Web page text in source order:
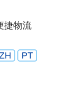
捷物流
PT